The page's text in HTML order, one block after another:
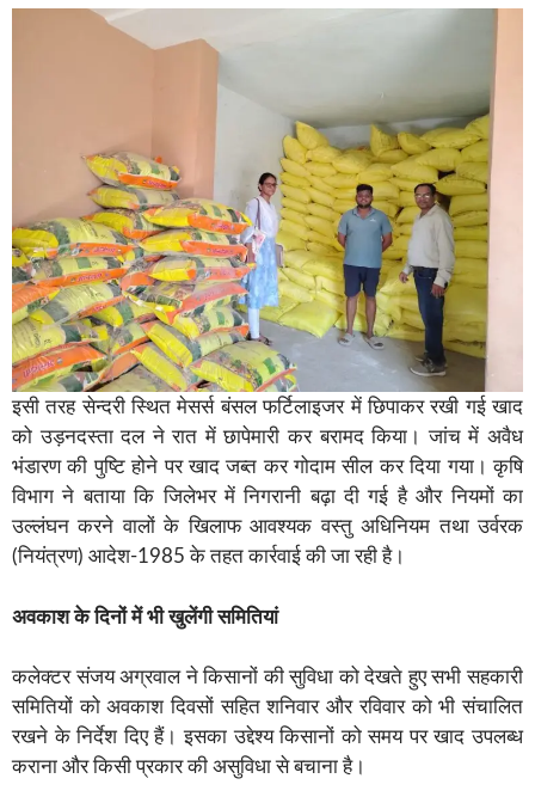
इसी तरह सेन्दरी स्थित मेसर्स बंसल फर्टिलाइजर में छिपाकर रखी गई खाद
को उड़नदस्ता दल ने रात में छापेमारी कर बरामद किया। जांच में अवैध
भंडारण की पुष्टि होने पर खाद जब्त कर गोदाम सील कर दिया गया। कृषि
विभाग ने बताया कि जिलेभर में निगरानी बढ़ा दी गई है और नियमों का
उल्लंघन करने वालों के खिलाफ आवश्यक वस्तु अधिनियम तथा उर्वरक
(नियंत्रण) आदेश-1985 के तहत कार्रवाई की जा रही है।
अवकाश के दिनों में भी खुलेंगी समितियां
कलेक्टर संजय अग्रवाल ने किसानों की सुविधा को देखते हुए सभी सहकारी
समितियों को अवकाश दिवसों सहित शनिवार और रविवार को भी संचालित
रखने के निर्देश दिए हैं। इसका उद्देश्य किसानों को समय पर खाद उपलब्ध
कराना और किसी प्रकार की असुविधा से बचाना है।